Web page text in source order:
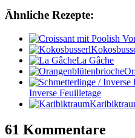
Ähnliche Rezepte:
La Gâche
Inverse Feuilletage
61 Kommentare